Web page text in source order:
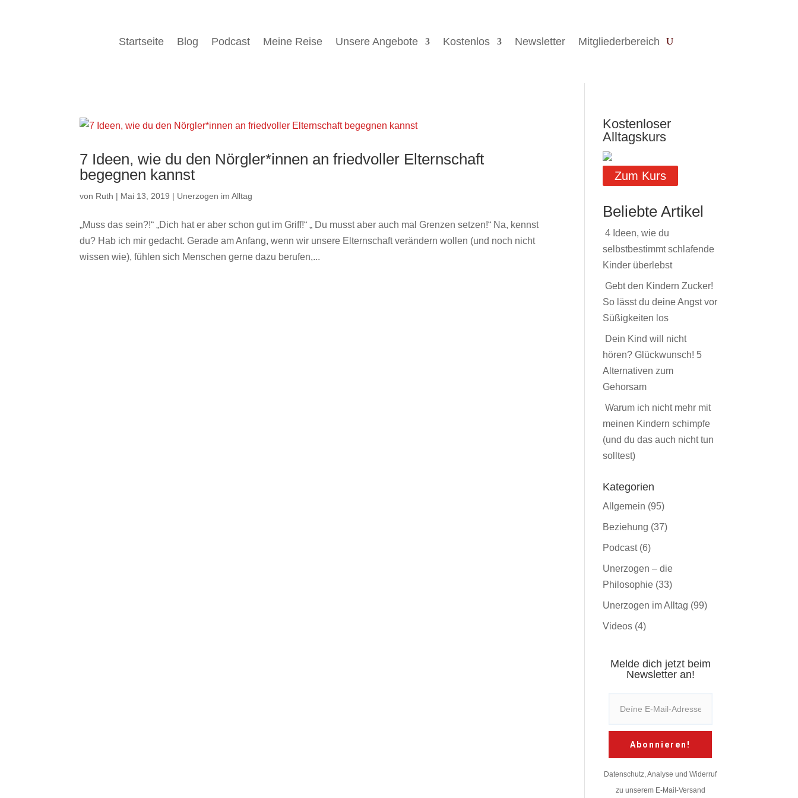
Startseite Blog Podcast Meine Reise Unsere Angebote Kostenlos Newsletter Mitgliederbereich
7 Ideen, wie du den Nörgler*innen an friedvoller Elternschaft
begegnen kannst
von Ruth | Mai 13, 2019 | Unerzogen im Alltag
„Muss das sein?!“ „Dich hat er aber schon gut im Griff!“ „ Du musst aber auch mal Grenzen setzen!“ Na, kennst
du? Hab ich mir gedacht. Gerade am Anfang, wenn wir unsere Elternschaft verändern wollen (und noch nicht
wissen wie), fühlen sich Menschen gerne dazu berufen,...
Kostenloser
Alltagskurs
Zum Kurs
Beliebte Artikel
4 Ideen, wie du
selbstbestimmt schlafende
Kinder überlebst
Gebt den Kindern Zucker!
So lässt du deine Angst vor
Süßigkeiten los
Dein Kind will nicht
hören? Glückwunsch! 5
Alternativen zum
Gehorsam
Warum ich nicht mehr mit
meinen Kindern schimpfe
(und du das auch nicht tun
solltest)
Kategorien
Allgemein (95)
Beziehung (37)
Podcast(6)
Unerzogen – die
Philosophie (33)
Unerzogen im Alltag (99)
Videos (4)
Melde dich jetzt beim
Newsletter an!
Abonnieren!
Datenschutz, Analyse und Widerruf
zu unserem E-Mail-Versand